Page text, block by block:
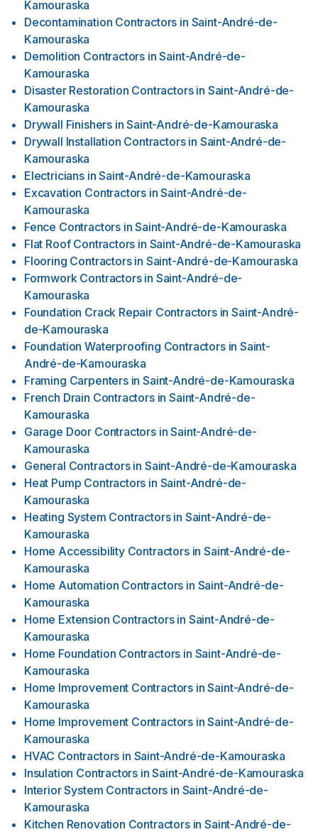
Kamouraska
Decontamination Contractors in Saint-André-de-
Kamouraska
Demolition Contractors in Saint-André-de-
Kamouraska
Disaster Restoration Contractors in Saint-André-de-
Kamouraska
Drywall Finishers in Saint-André-de-Kamouraska
Drywall Installation Contractors in Saint-André-de-
Kamouraska
Electricians in Saint-André-de-Kamouraska
Excavation Contractors in Saint-André-de-
Kamouraska
Fence Contractors in Saint-André-de-Kamouraska
Flat Roof Contractors in Saint-André-de-Kamouraska
Flooring Contractors in Saint-André-de-Kamouraska
Formwork Contractors in Saint-André-de-
Kamouraska
Foundation Crack Repair Contractors in Saint-André-
de-Kamouraska
Foundation Waterproofing Contractors in Saint-
André-de-Kamouraska
Framing Carpenters in Saint-André-de-Kamouraska
French Drain Contractors in Saint-André-de-
Kamouraska
Garage Door Contractors in Saint-André-de-
Kamouraska
General Contractors in Saint-André-de-Kamouraska
Heat Pump Contractors in Saint-André-de-
Kamouraska
Heating System Contractors in Saint-André-de-
Kamouraska
Home Accessibility Contractors in Saint-André-de-
Kamouraska
Home Automation Contractors in Saint-André-de-
Kamouraska
Home Extension Contractors in Saint-André-de-
Kamouraska
Home Foundation Contractors in Saint-André-de-
Kamouraska
Home Improvement Contractors in Saint-André-de-
Kamouraska
Home Improvement Contractors in Saint-André-de-
Kamouraska
HVAC Contractors in Saint-André-de-Kamouraska
Insulation Contractors in Saint-André-de-Kamouraska
Interior System Contractors in Saint-André-de-
Kamouraska
Kitchen Renovation Contractors in Saint-André-de-